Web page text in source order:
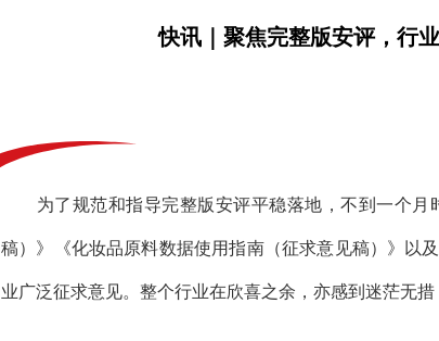
快讯｜聚焦完整版安评，行
为了规范和指导完整版安评平稳落地，不到一个
稿）》《化妆品原料数据使用指南（征求意见稿）》以
业广泛征求意见。整个行业在欣喜之余，亦感到迷茫无